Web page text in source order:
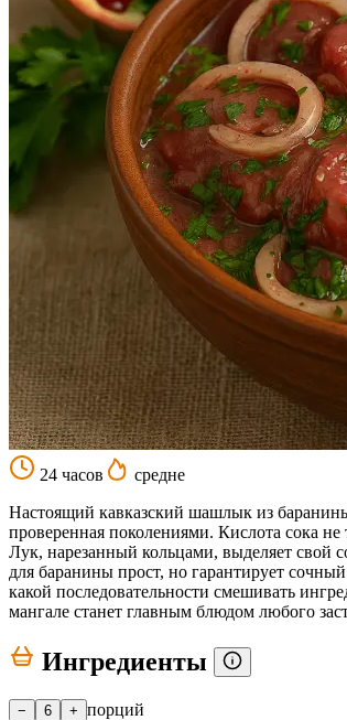
24 часов
средне
Настоящий кавказский шашлык из баранины
проверенная поколениями. Кислота сока
Лук, нарезанный кольцами, выделяет свой
для баранины прост, но гарантирует
какой последовательности смешивать
мангале станет главным блюдом любого
Ингредиенты
− 6 + порций